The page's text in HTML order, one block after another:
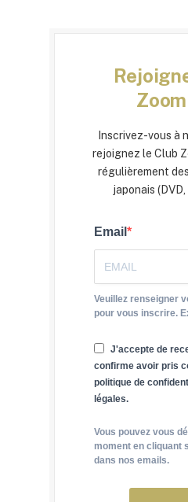
Inscrivez-vous à
rejoignez le Club
régulièrement
japonais
Email
Veuillez renseigner
pour vous inscrire.
J'accepte de
confirme avoir pris
politique de
légales.
Vous pouvez vous
moment en cliquant
dans nos emails.